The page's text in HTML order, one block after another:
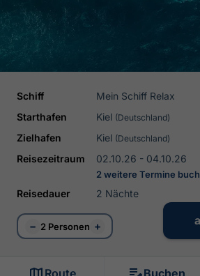
Schiff
Mein Schiff Relax
Starthafen
Kiel (Deutschland)
Zielhafen Kiel (Deutschland)
Reisezeitraum 02.10.26 - 04.10.26
2 weitere Termine
Reisedauer 2 Nächte
− 2 Personen +
Route Buchen